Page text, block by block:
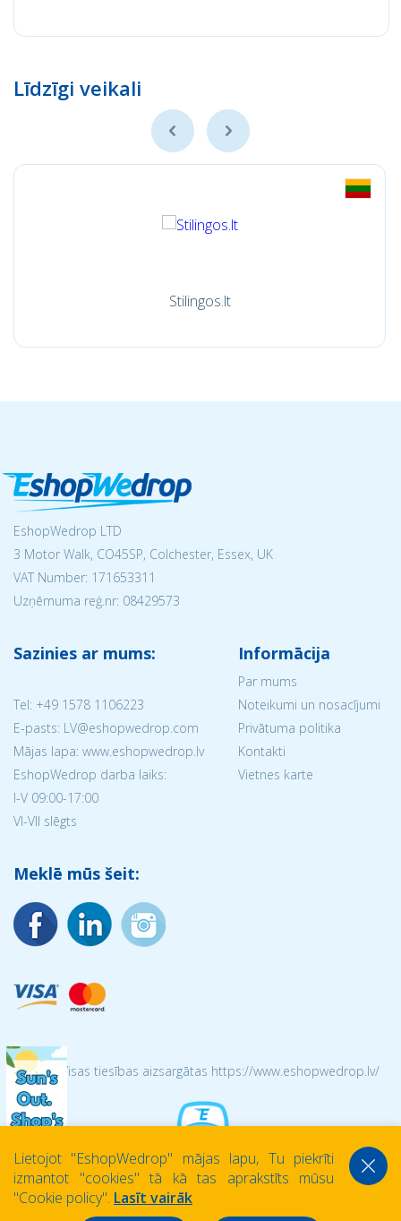
Līdzīgi veikali
Stilingos.lt
EshopWedrop LTD
3 Motor Walk, CO45SP, Colchester, Essex, UK
VAT Number: 171653311
Uzņēmuma reģ.nr: 08429573
Sazinies ar mums:
Tel: +49 1578 1106223
E-pasts: LV@eshopwedrop.com
Mājas lapa: www.eshopwedrop.lv
EshopWedrop darba laiks:
I-V 09:00-17:00
VI-VII slēgts
Informācija
Par mums
Noteikumi un nosacījumi
Privātuma politika
Kontakti
Vietnes karte
Meklē mūs šeit:
© 2026 Visas tiesības aizsargātas https://www.eshopwedrop.lv/
Lietojot ''EshopWedrop'' mājas lapu, Tu piekrīti
izmantot ''cookies'' tā kā tas aprakstīts mūsu
''Cookie policy''. Lasīt vairāk